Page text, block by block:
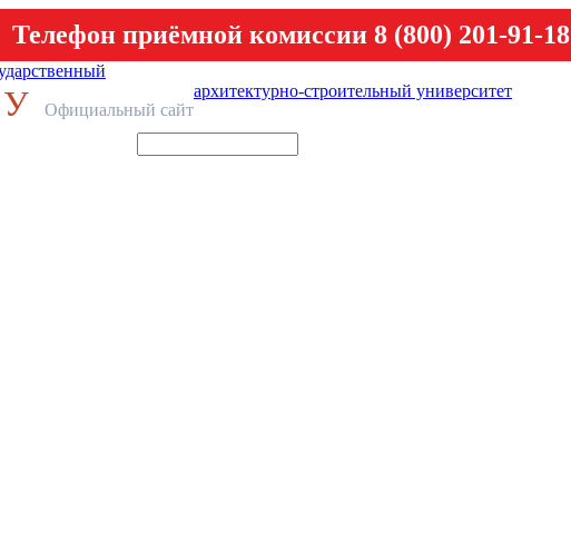
Телефон приёмной комиссии 8 (800) 201-91-18
архитектурно-строительный университет
Официальный сайт